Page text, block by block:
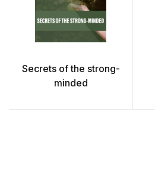
Secrets of the strong-
minded